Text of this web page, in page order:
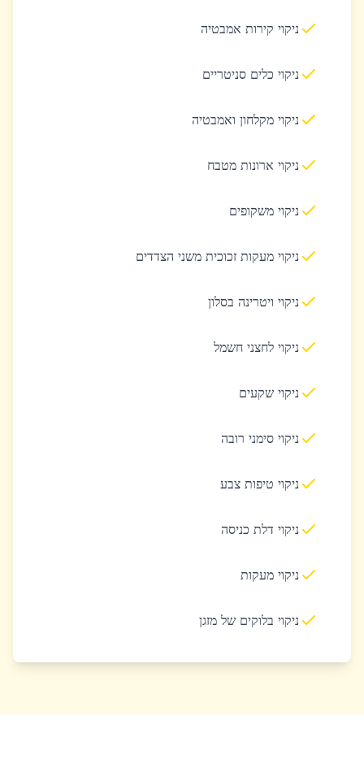
ניקוי קירות אמבטיה
ניקוי כלים סניטריים
ניקוי מקלחון ואמבטיה
ניקוי ארונות מטבח
ניקוי משקופים
ניקוי מעקות זכוכית משני הצדדים
ניקוי ויטרינה בסלון
ניקוי לחצני חשמל
ניקוי שקעים
ניקוי סימני רובה
ניקוי טיפות צבע
ניקוי דלת כניסה
ניקוי מעקות
ניקוי בלוקים של מזגן